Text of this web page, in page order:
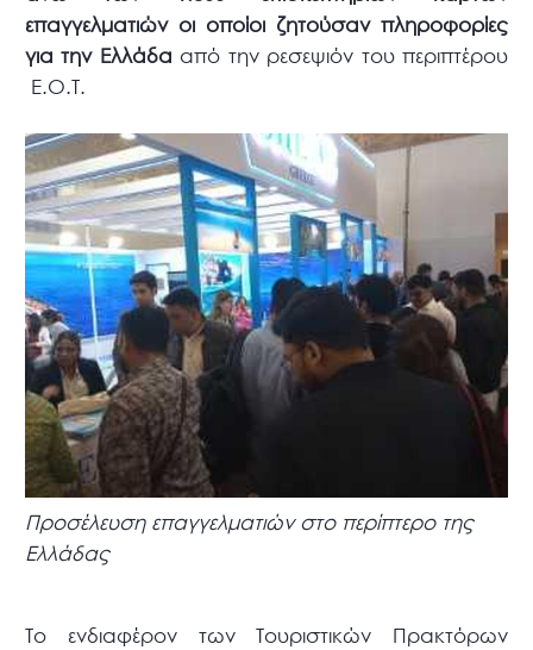
επαγγελματιών οι οποίοι ζητούσαν πληροφορίες
για την Ελλάδα από την ρεσεψιόν του περιπτέρου
Ε.Ο.Τ.
Προσέλευση επαγγελματιών στο περίπτερο της
Ελλάδας
Το ενδιαφέρον των Τουριστικών Πρακτόρων